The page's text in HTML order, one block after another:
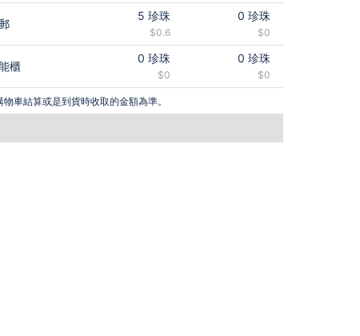
5 珍珠
$0.6
0 珍珠
$0
櫃
0 珍珠
$0
0 珍珠
$0
車結算或是到貨時收取的金額為準。